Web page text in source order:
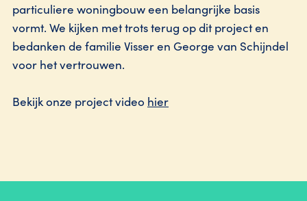
particuliere woningbouw een belangrijke basis
vormt. We kijken met trots terug op dit project en
bedanken de familie Visser en George van Schijndel
voor het vertrouwen.
Bekijk onze project video hier